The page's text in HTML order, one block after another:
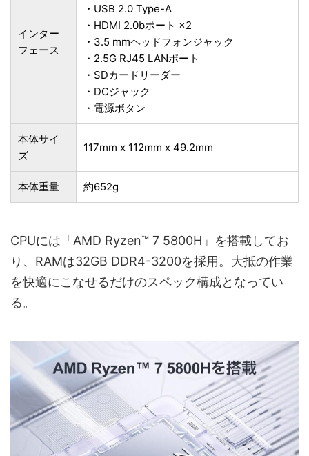
インター
フェース
・USB 2.0 Type-A
・HDMI 2.0bポート ×2
・3.5 mmヘッドフォンジャック
・2.5G RJ45 LANポート
・SDカードリーダー
・DCジャック
・電源ボタン
本体サイ
ズ
117mm x 112mm x 49.2mm
本体重量 約652g
CPUには「AMD Ryzen™ 7 5800H」を搭載してお
り、RAMは32GB ‎DDR4-3200を採用。大抵の作業
を快適にこなせるだけのスペック構成となってい
る。